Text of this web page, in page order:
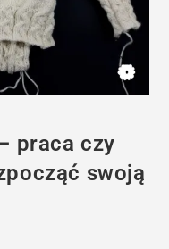
praca czy
swoją